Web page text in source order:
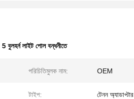
5 বুলহর্ন লাইট পোল বন্ধনীতে
পরিচিতিমুলক নাম: OEM
টাইপ: টেনন অ্যাডাপ্টার